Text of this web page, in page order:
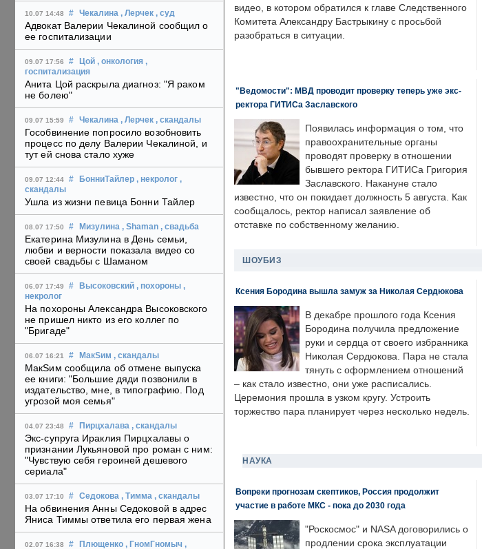
10.07 14:48 # Чекалина , Лерчек , суд
Адвокат Валерии Чекалиной сообщил о
ее госпитализации
09.07 17:56 # Цой , онкология ,
госпитализация
Анита Цой раскрыла диагноз: "Я раком
не болею"
09.07 15:59 # Чекалина , Лерчек , скандалы
Гособвинение попросило возобновить
процесс по делу Валерии Чекалиной, и
тут ей снова стало хуже
09.07 12:44 # БонниТайлер , некролог ,
скандалы
Ушла из жизни певица Бонни Тайлер
08.07 17:50 # Мизулина , Shaman , свадьба
Екатерина Мизулина в День семьи,
любви и верности показала видео со
своей свадьбы с Шаманом
06.07 17:49 # Высоковский , похороны ,
некролог
На похороны Александра Высоковского
не пришел никто из его коллег по
"Бригаде"
06.07 16:21 # МакSим , скандалы
МакSим сообщила об отмене выпуска
ее книги: "Большие дяди позвонили в
издательство, мне, в типографию. Под
угрозой моя семья"
04.07 23:48 # Пирцхалава , скандалы
Экс-супруга Ираклия Пирцхалавы о
признании Лукьяновой про роман с ним:
"Чувствую себя героиней дешевого
сериала"
03.07 17:10 # Седокова , Тимма , скандалы
На обвинения Анны Седоковой в адрес
Яниса Тиммы ответила его первая жена
02.07 16:38 # Плющенко , ГномГномыч ,
видео, в котором обратился к главе Следственного
Комитета Александру Бастрыкину с просьбой
разобраться в ситуации.
"Ведомости": МВД проводит проверку теперь уже экс-
ректора ГИТИСа Заславского
Появилась информация о том, что
правоохранительные органы
проводят проверку в отношении
бывшего ректора ГИТИСа Григория
Заславского. Накануне стало
известно, что он покидает должность 5 августа. Как
сообщалось, ректор написал заявление об
отставке по собственному желанию.
ШОУБИЗ
Ксения Бородина вышла замуж за Николая Сердюкова
В декабре прошлого года Ксения
Бородина получила предложение
руки и сердца от своего избранника
Николая Сердюкова. Пара не стала
тянуть с оформлением отношений
– как стало известно, они уже расписались.
Церемония прошла в узком кругу. Устроить
торжество пара планирует через несколько недель.
НАУКА
Вопреки прогнозам скептиков, Россия продолжит
участие в работе МКС - пока до 2030 года
"Роскосмос" и NASA договорились о
продлении срока эксплуатации